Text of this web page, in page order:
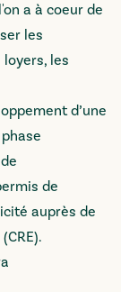
a à coeur de
les
les
d’une
de
auprès de